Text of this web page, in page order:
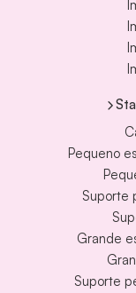
Pequeno
Suporte
Grande
Suporte